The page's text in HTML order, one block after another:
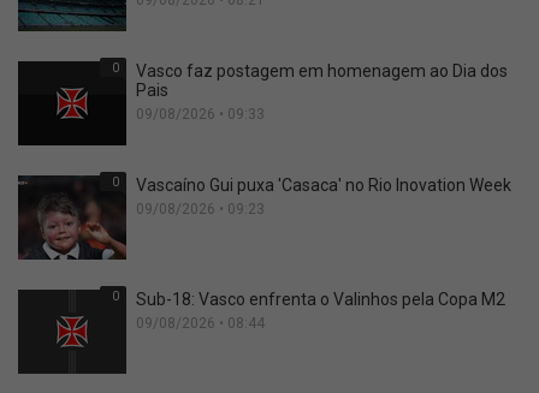
0
Vasco faz postagem em homenagem ao Dia dos
Pais
09/08/2026 • 09:33
0 Vascaíno Gui puxa 'Casaca' no Rio Inovation Week
09/08/2026 • 09:23
0 Sub-18: Vasco enfrenta o Valinhos pela Copa M2
09/08/2026 • 08:44